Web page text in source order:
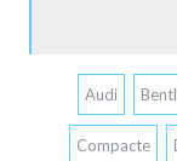
Audi
Compacte